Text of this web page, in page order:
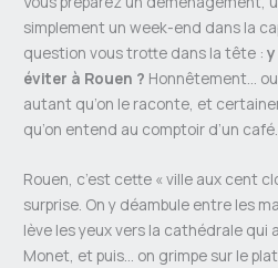
simplement un week-end dans la
question vous trotte dans la tête :
éviter à Rouen ? Honnêtement…
autant qu’on le raconte, et
qu’on entend au comptoir d’un café.
Rouen, c’est cette « ville aux cent
surprise. On y déambule entre les
lève les yeux vers la cathédrale qui
Monet, et puis… on grimpe sur le